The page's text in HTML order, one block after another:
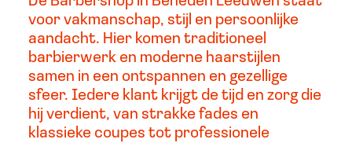
voor vakmanschap, stijl en persoonlijke
aandacht. Hier komen traditioneel
barbierwerk en moderne haarstijlen
samen in een ontspannen en gezellige
sfeer. Iedere klant krijgt de tijd en zorg die
hij verdient, van strakke fades en
klassieke coupes tot professionele